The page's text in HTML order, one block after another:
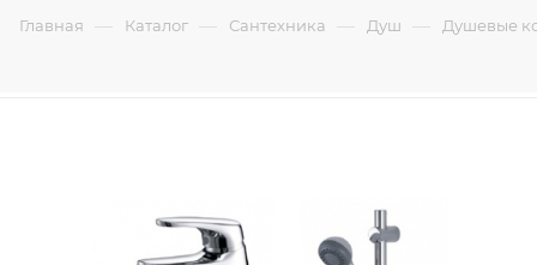
Главная — Каталог — Сантехника — Душ — Душевые